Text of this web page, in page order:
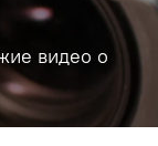
видео о